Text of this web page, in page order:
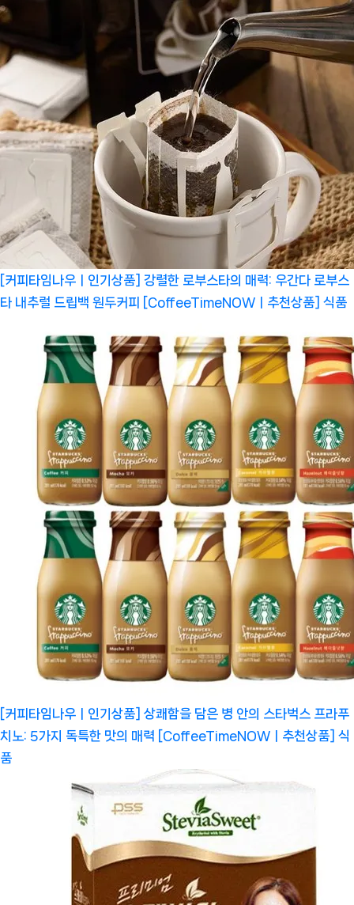
[커피타임나우ㅣ인기상품] 강렬한 로부스타의 매력: 우간다 로부스
타 내추럴 드립백 원두커피 [CoffeeTimeNOWㅣ추천상품] 식품
[커피타임나우ㅣ인기상품] 상쾌함을 담은 병 안의 스타벅스 프라푸
치노: 5가지 독특한 맛의 매력 [CoffeeTimeNOWㅣ추천상품] 식
품